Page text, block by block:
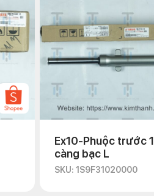
Ex10-Phuộc trước 1
càng bạc L
SKU: 1S9F31020000